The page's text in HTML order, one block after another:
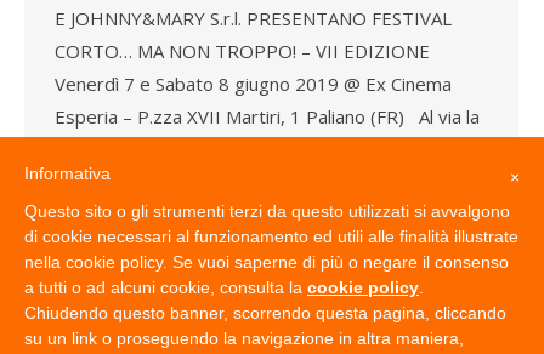
E JOHNNY&MARY S.r.l. PRESENTANO FESTIVAL
CORTO… MA NON TROPPO! – VII EDIZIONE
Venerdì 7 e Sabato 8 giugno 2019 @ Ex Cinema
Esperia – P.zza XVII Martiri, 1 Paliano (FR) Al via la
concorso nazionale per cortometraggi realizzati da
persone con…
×
Informativa
Questo sito o gli strumenti terzi da questo utilizzati si avvalgono
di cookie necessari al funzionamento ed utili alle finalità illustrate
nella cookie policy. Se vuoi saperne di più o negare il consenso
a tutti o ad alcuni cookie, consulta la cookie policy
Chiudendo questo banner, scorrendo questa pagina, cliccando
su un link o proseguendo la navigazione in altra maniera,